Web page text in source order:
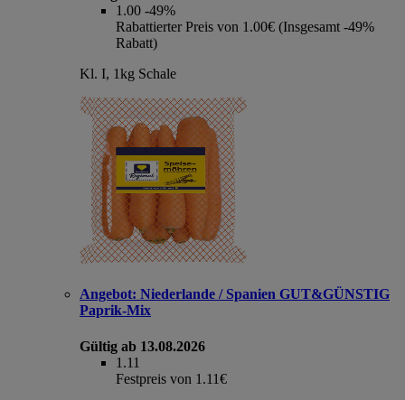
1.00 -49%
Rabattierter Preis von 1.00€ (Insgesamt -49%
Rabatt)
Kl. I, 1kg Schale
Angebot: Niederlande / Spanien GUT&GÜNSTIG
Paprik-Mix
Gültig ab 13.08.2026
1.11
Festpreis von 1.11€